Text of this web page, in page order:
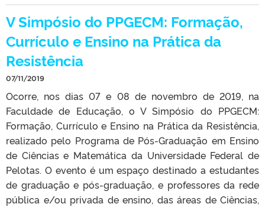
V Simpósio do PPGECM: Formação,
Currículo e Ensino na Prática da
Resistência
07/11/2019
Ocorre, nos dias 07 e 08 de novembro de 2019, na
Faculdade de Educação, o V Simpósio do PPGECM:
Formação, Currículo e Ensino na Prática da Resistência,
realizado pelo Programa de Pós-Graduação em Ensino
de Ciências e Matemática da Universidade Federal de
Pelotas. O evento é um espaço destinado a estudantes
de graduação e pós-graduação, e professores da rede
pública e/ou privada de ensino, das áreas de Ciências,